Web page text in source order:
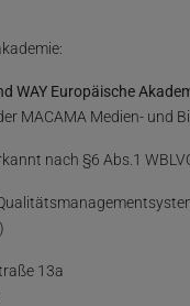
WAY Europäische
MACAMA Medien- und
nach §6 Abs.1
13a